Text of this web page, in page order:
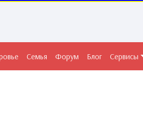
Семья Форум Блог Сервисы